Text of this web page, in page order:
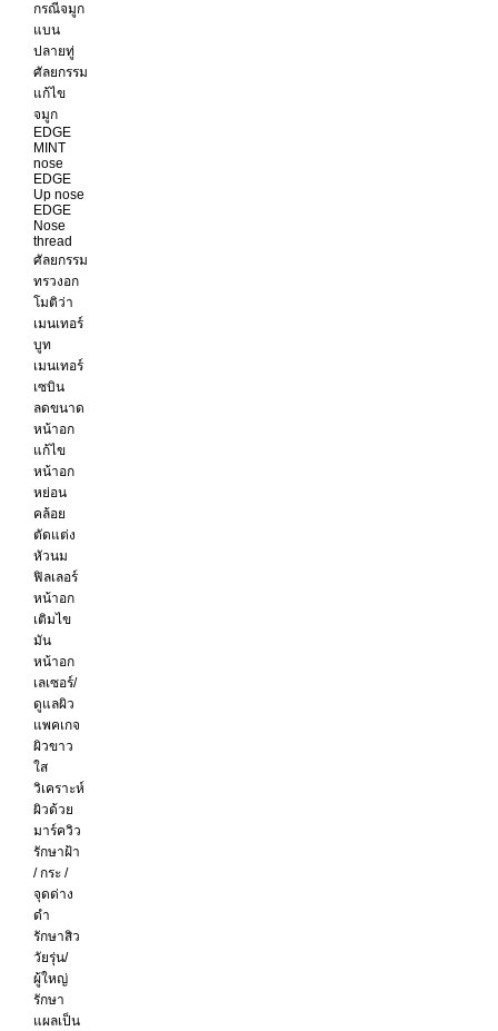
กรณีจมูก
แบน
ปลายทู่
ศัลยกรรม
แก้ไข
จมูก
EDGE
MINT
nose
EDGE
Up nose
EDGE
Nose
thread
ศัลยกรรม
ทรวงอก
โมติว่า
เมนเทอร์
บูท
เมนเทอร์
เซบิน
ลดขนาด
หน้าอก
แก้ไข
หน้าอก
หย่อน
คล้อย
ตัดแต่ง
หัวนม
ฟิลเลอร์
หน้าอก
เติมไข
มัน
หน้าอก
เลเซอร์/
ดูแลผิว
แพคเกจ
ผิวขาว
ใส
วิเคราะห์
ผิวด้วย
มาร์ควิว
รักษาฝ้า
/ กระ /
จุดด่าง
ดำ
รักษาสิว
วัยรุ่น/
ผู้ใหญ่
รักษา
แผลเป็น